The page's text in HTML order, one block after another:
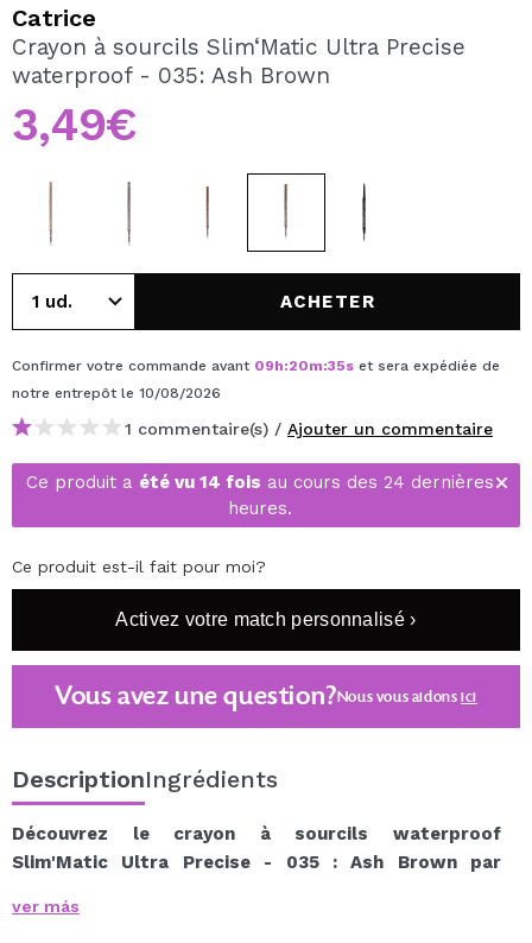
En créant un compte sur Maquibeauty.fr vous pourrez
effectuer vos achats rapidement, vérifier l'état de vos
CRÉER UN COMPTE
Catrice
Crayon à sourcils Slim‘Matic Ultra Precise
waterproof - 035: Ash Brown
3,49€
ACHETER
Confirmer votre commande avant 09h:20m:35s et sera expédiée de
notre entrepôt le 10/08/2026
1 commentaire(s) / Ajouter un commentaire
Ce produit a été vu 14 fois au cours des 24 dernières
heures.
Ce produit est-il fait pour moi?
Activez votre match personnalisé ›
Vous avez une question?Nous vous aidonsici
DescriptionIngrédients
Découvrez le crayon à sourcils waterproof
Slim'Matic Ultra Precise - 035 : Ash Brown par
C'est un crayon à sourcils automatique avec un pinceau
ver más